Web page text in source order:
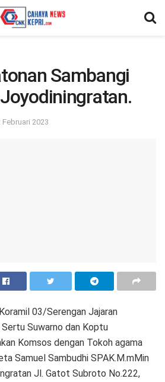
Sambangi
Februari 2023
03/Serengan Jajaran
Suwarno dan Koptu
Komsos dengan Tokoh agama
Samuel Sambudhi SPAK.M.mMin
Jl. Gatot Subroto No.222,